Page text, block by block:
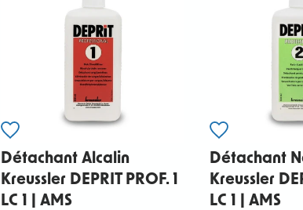
Détachant Alcalin
Kreussler DEPRIT PROF. 1
LC 1 | AMS
Détachant
Kreussler
LC 1 | AMS